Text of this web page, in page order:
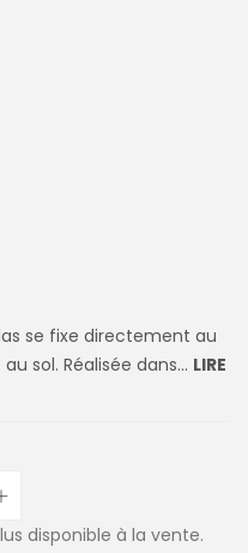
se fixe directement au
sol. Réalisée dans... LIRE
disponible à la vente.